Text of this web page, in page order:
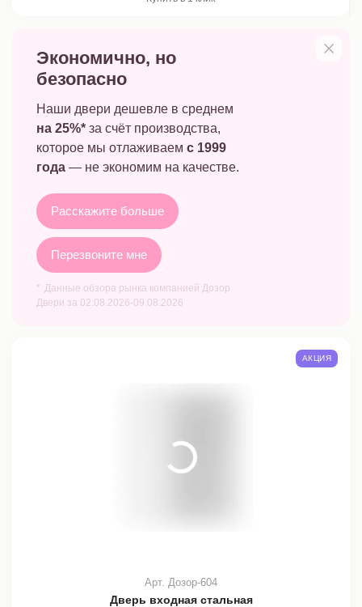
Экономично, но
безопасно
Наши двери дешевле в среднем
на 25%* за счёт производства,
которое мы отлаживаем c 1999
года — не экономим на качестве.
Расскажите больше
Перезвоните мне
Данные обзора рынка компанией Дозор
Двери за 02.08.2026-09.08.2026
Дверь входная стальная
Арт. Дозор-604
АКЦИЯ